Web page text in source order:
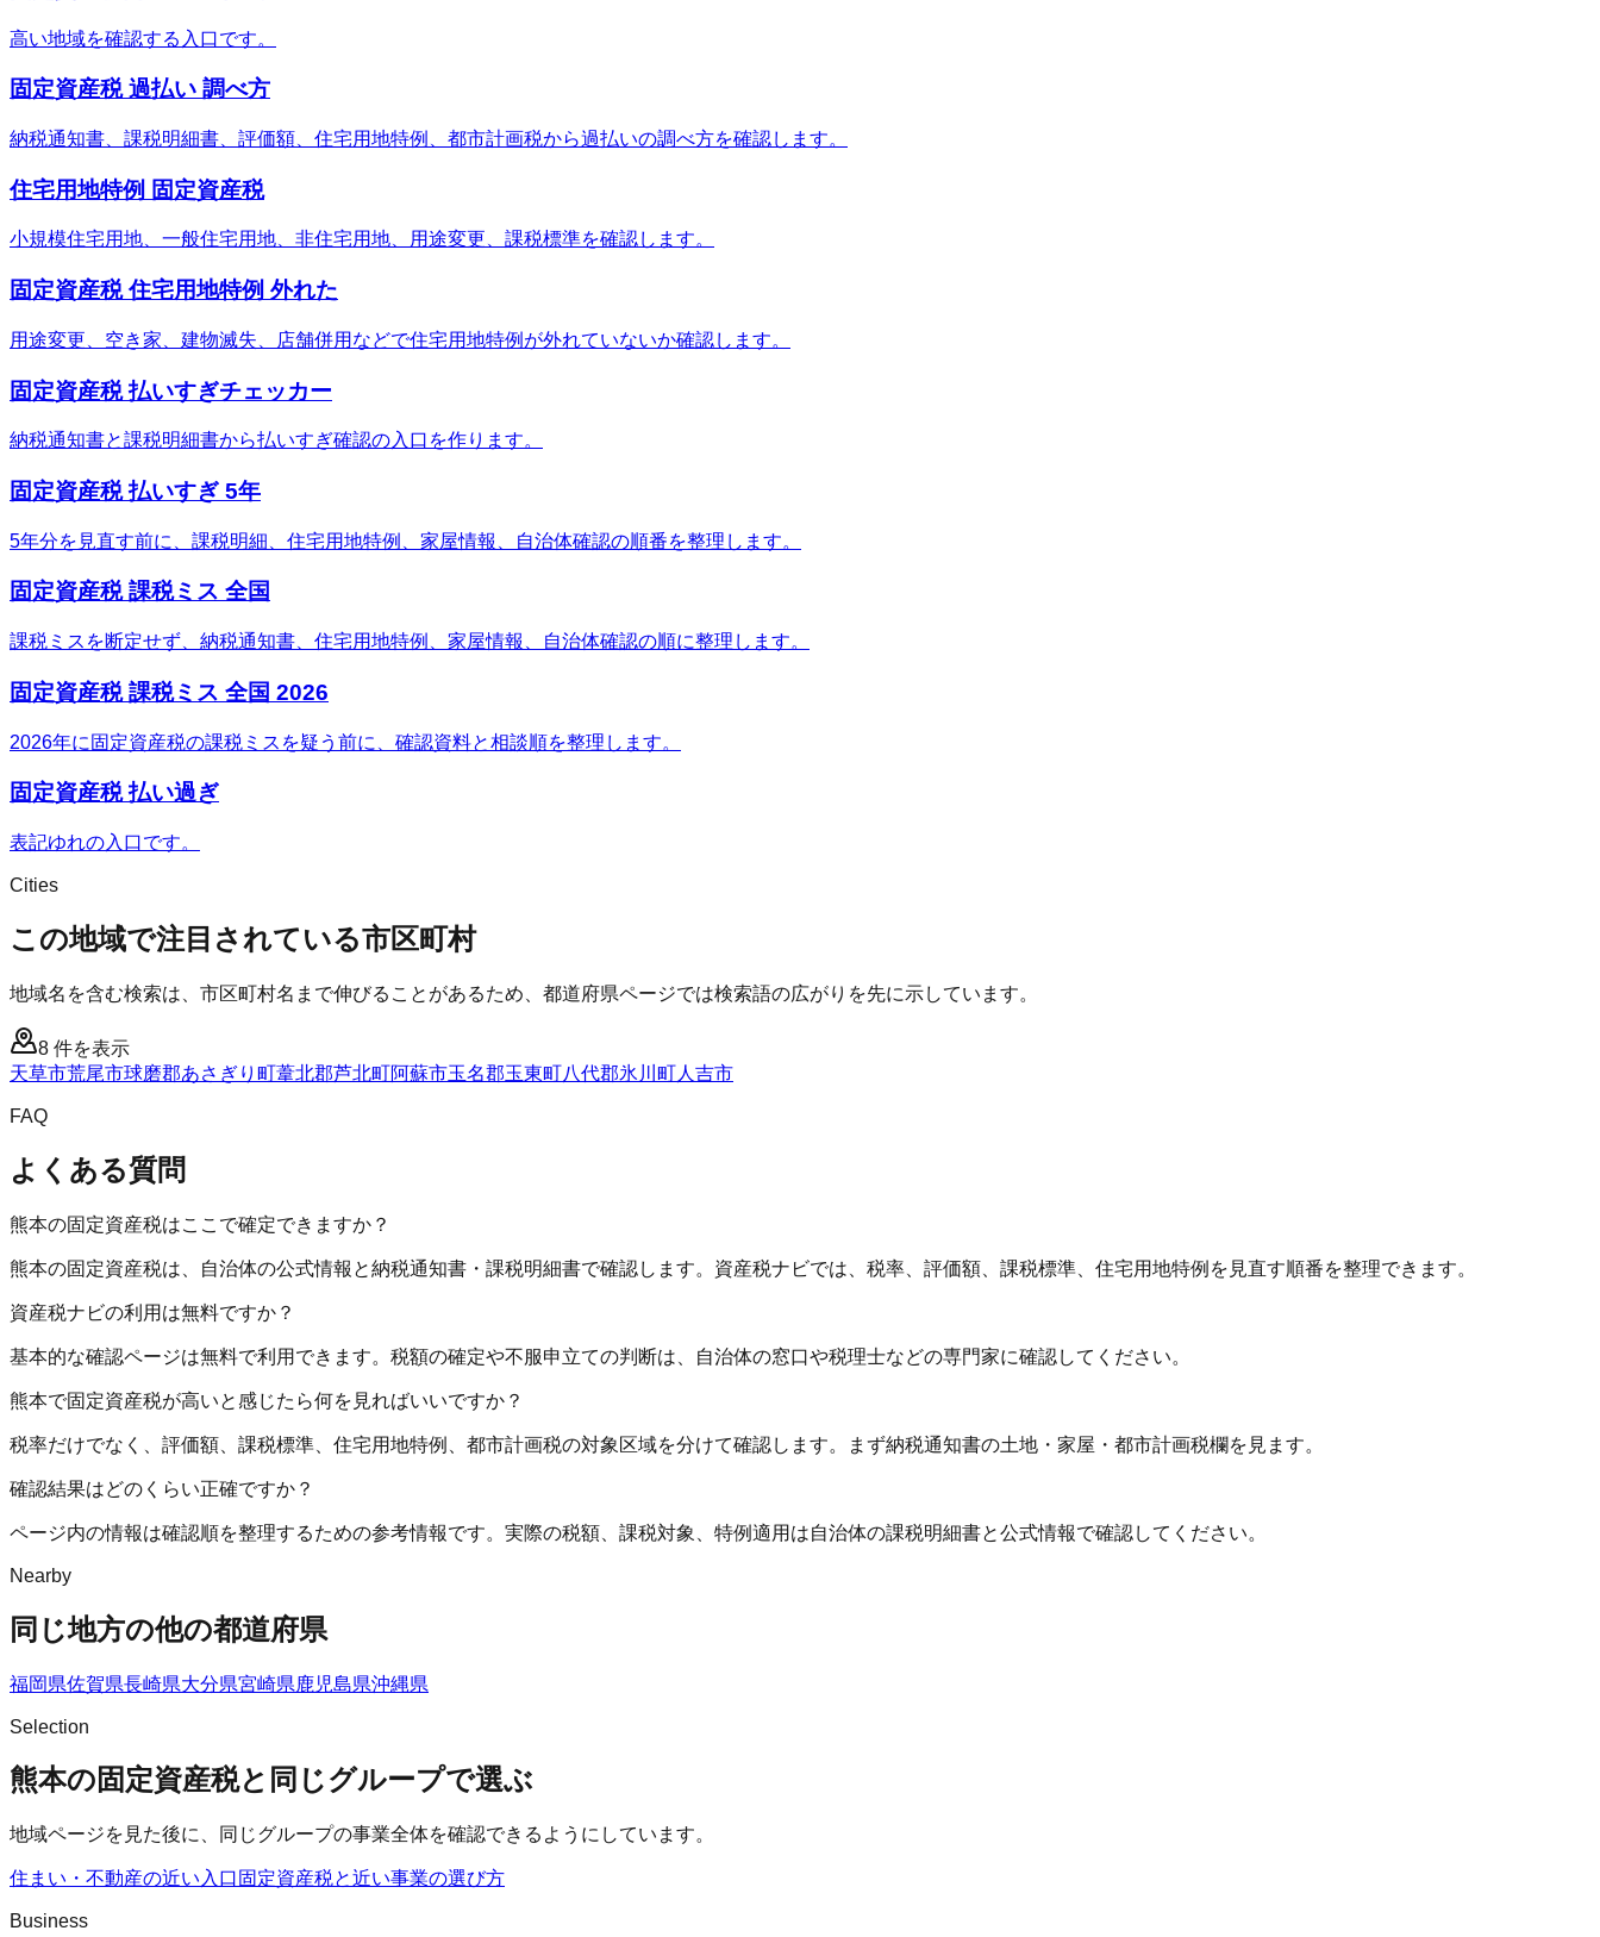
高い地域を確認する入口です。
固定資産税 過払い 調べ方
納税通知書、課税明細書、評価額、住宅用地特例、都市計画税から過払いの調べ方を確認します。
住宅用地特例 固定資産税
小規模住宅用地、一般住宅用地、非住宅用地、用途変更、課税標準を確認します。
固定資産税 住宅用地特例 外れた
用途変更、空き家、建物滅失、店舗併用などで住宅用地特例が外れていないか確認します。
固定資産税 払いすぎチェッカー
納税通知書と課税明細書から払いすぎ確認の入口を作ります。
固定資産税 払いすぎ 5年
5年分を見直す前に、課税明細、住宅用地特例、家屋情報、自治体確認の順番を整理します。
固定資産税 課税ミス 全国
課税ミスを断定せず、納税通知書、住宅用地特例、家屋情報、自治体確認の順に整理します。
固定資産税 課税ミス 全国 2026
2026年に固定資産税の課税ミスを疑う前に、確認資料と相談順を整理します。
固定資産税 払い過ぎ
表記ゆれの入口です。
Cities
この地域で注目されている市区町村
地域名を含む検索は、市区町村名まで伸びることがあるため、都道府県ページでは検索語の広がりを先に示しています。
8 件を表示
天草市荒尾市球磨郡あさぎり町葦北郡芦北町阿蘇市玉名郡玉東町八代郡氷川町人吉市
FAQ
よくある質問
熊本の固定資産税はここで確定できますか？
熊本の固定資産税は、自治体の公式情報と納税通知書・課税明細書で確認します。資産税ナビでは、税率、評価額、課税標準、住宅用地特例を見直す順番を整理できます。
資産税ナビの利用は無料ですか？
基本的な確認ページは無料で利用できます。税額の確定や不服申立ての判断は、自治体の窓口や税理士などの専門家に確認してください。
熊本で固定資産税が高いと感じたら何を見ればいいですか？
税率だけでなく、評価額、課税標準、住宅用地特例、都市計画税の対象区域を分けて確認します。まず納税通知書の土地・家屋・都市計画税欄を見ます。
確認結果はどのくらい正確ですか？
ページ内の情報は確認順を整理するための参考情報です。実際の税額、課税対象、特例適用は自治体の課税明細書と公式情報で確認してください。
Nearby
同じ地方の他の都道府県
福岡県佐賀県長崎県大分県宮崎県鹿児島県沖縄県
Selection
熊本の固定資産税と同じグループで選ぶ
地域ページを見た後に、同じグループの事業全体を確認できるようにしています。
住まい・不動産の近い入口 固定資産税と近い事業の選び方
Business